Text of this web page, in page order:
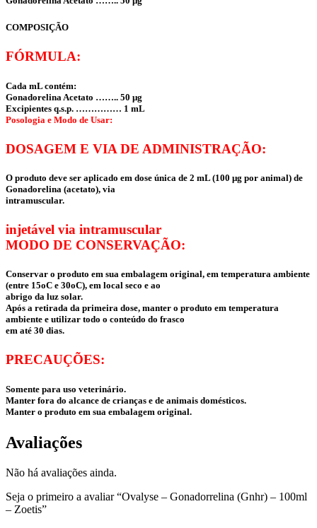
COMPOSIÇÃO
FÓRMULA:
Cada mL contém:
Gonadorelina Acetato …….. 50 μg
Excipientes q.s.p. …………… 1 mL
Posologia e Modo de Usar:
DOSAGEM E VIA DE ADMINISTRAÇÃO:
O produto deve ser aplicado em dose única de 2 mL (100 μg por animal) de
Gonadorelina (acetato), via
intramuscular.
injetável via intramuscular
MODO DE CONSERVAÇÃO:
Conservar o produto em sua embalagem original, em temperatura ambiente
(entre 15oC e 30oC), em local seco e ao
abrigo da luz solar.
Após a retirada da primeira dose, manter o produto em temperatura
ambiente e utilizar todo o conteúdo do frasco
em até 30 dias.
PRECAUÇÕES:
Somente para uso veterinário.
Manter fora do alcance de crianças e de animais domésticos.
Manter o produto em sua embalagem original.
Avaliações
Não há avaliações ainda.
Seja o primeiro a avaliar “Ovalyse – Gonadorrelina (Gnhr) – 100ml
– Zoetis”